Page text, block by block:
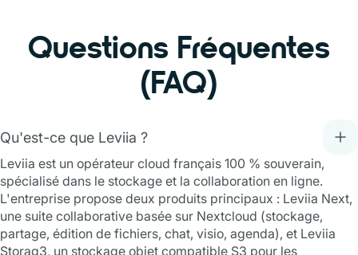
Questions Fréquentes
(FAQ)
Qu'est-ce que Leviia ?
Leviia est un opérateur cloud français 100 % souverain,
spécialisé dans le stockage et la collaboration en ligne.
L'entreprise propose deux produits principaux : Leviia Next,
une suite collaborative basée sur Nextcloud (stockage,
partage, édition de fichiers, chat, visio, agenda), et Leviia
Storag3, un stockage objet compatible S3 pour les